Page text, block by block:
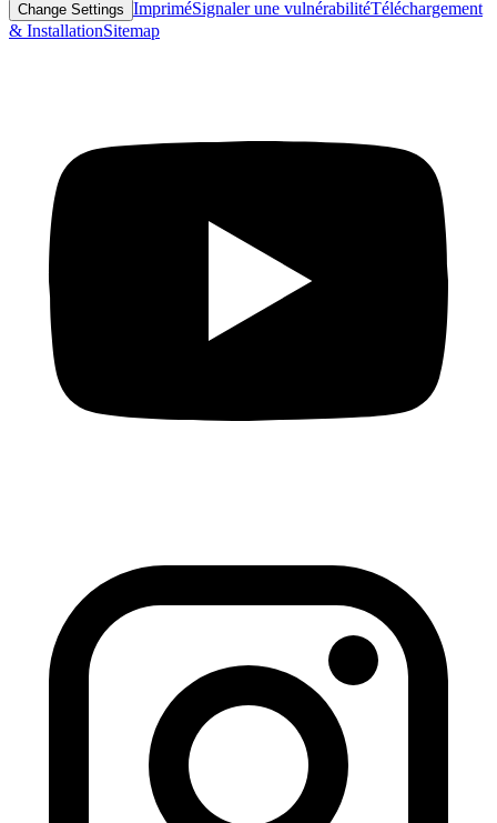
Change Settings ImpriméSignaler une vulnérabilitéTéléchargement
& InstallationSitemap